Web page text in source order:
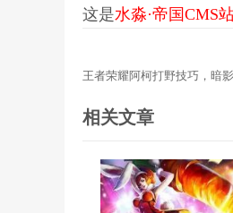
这是水淼·帝国CMS
王者荣耀阿柯打野技巧，暗
相关文章